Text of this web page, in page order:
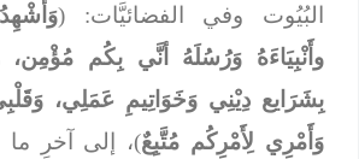
البُيُوت وفي الفضائيَّات: ( وَأُشْهِدُ
وأَنْبِيَاءَهُ وَرُسُلَهُ أنَّي بِكُم مُؤْمِن،
بِشَرَايع دِيْنِي وَخَوَاتِيمِ عَمَلِي،
وَأَمْرِي لِأَمْرِكُم مُتَّبِعٌ)، إلى آخرِ ما